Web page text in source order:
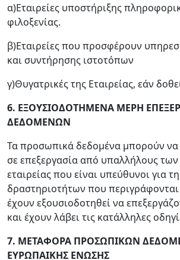
α)Εταιρείες υποστήριξης
φιλοξενίας.
β)Εταιρείες που προσφέρουν
και συντήρησης ιστοτόπων
γ)Θυγατρικές της Εταιρείας, εάν
6. ΕΞΟΥΣΙΟΔΟΤΗΜΕΝΑ ΜΕΡΗ
ΔΕΔΟΜΕΝΩΝ
Τα προσωπικά δεδομένα μπορούν
σε επεξεργασία από υπαλλήλους
εταιρείας που είναι υπεύθυνοι για
δραστηριοτήτων που
έχουν εξουσιοδοτηθεί να
και έχουν λάβει τις κατάλληλες
7. ΜΕΤΑΦΟΡΑ ΠΡΟΣΩΠΙΚΩΝ
ΕΥΡΩΠΑΙΚΗΣ ΕΝΩΣΗΣ